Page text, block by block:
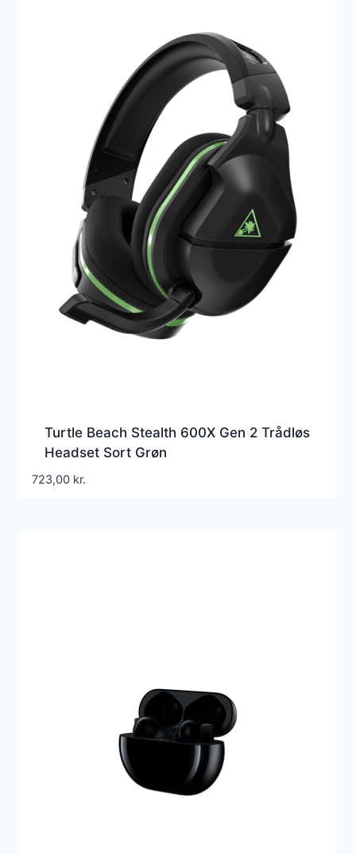
Turtle Beach Stealth 600X Gen 2 Trådløs
Headset Sort Grøn
723,00 kr.